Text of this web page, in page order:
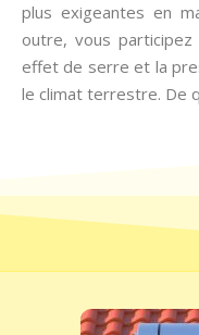
plus exigeantes en
outre, vous
effet de serre et la
le climat terrestre. De